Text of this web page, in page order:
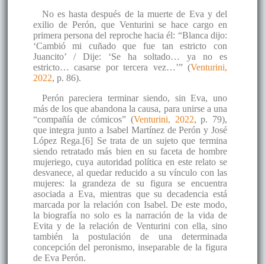
No es hasta después de la muerte de Eva y del
exilio de Perón, que Venturini se hace cargo en
primera persona del reproche hacia él: “Blanca dijo:
‘Cambió mi cuñado que fue tan estricto con
Juancito’ / Dije: ‘Se ha soltado… ya no es
estricto… casarse por tercera vez…’” (Venturini,
2022, p. 86).
Perón pareciera terminar siendo, sin Eva, uno
más de los que abandona la causa, para unirse a una
“compañía de cómicos” (Venturini, 2022, p. 79),
que integra junto a Isabel Martínez de Perón y José
López Rega.[6] Se trata de un sujeto que termina
siendo retratado más bien en su faceta de hombre
mujeriego, cuya autoridad política en este relato se
desvanece, al quedar reducido a su vínculo con las
mujeres: la grandeza de su figura se encuentra
asociada a Eva, mientras que su decadencia está
marcada por la relación con Isabel. De este modo,
la biografía no solo es la narración de la vida de
Evita y de la relación de Venturini con ella, sino
también la postulación de una determinada
concepción del peronismo, inseparable de la figura
de Eva Perón.